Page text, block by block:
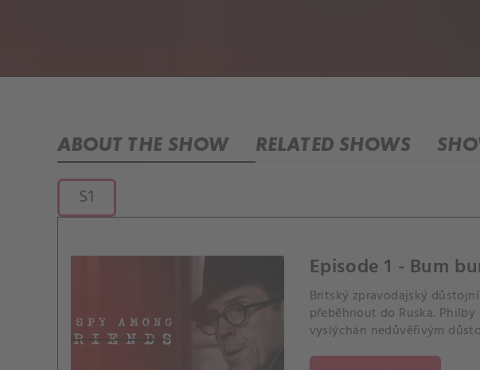
ABOUT THE SHOW RELATED SHOWS
S1
Episode 1 - Bum
Britský zpravodajský
přeběhnout do Ruska.
vyslýchán nedůvěřivým